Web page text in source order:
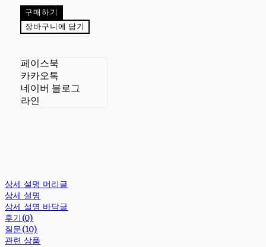
구매하기
장바구니에 담기
페이스북
카카오톡
네이버 블로그
라인
상세 설명 머리글
상세 설명
상세 설명 바닥글
후기(0)
질문(10)
관련 상품